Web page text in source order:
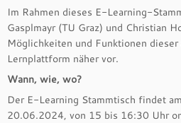
Im Rahmen dieses E-Learning-
Gasplmayr (TU Graz) und Christian
Möglichkeiten und Funktionen
Lernplattform näher vor.
Wann, wie, wo?
Der E-Learning Stammtisch findet
20.06.2024, von 15 bis 16:30 Uhr